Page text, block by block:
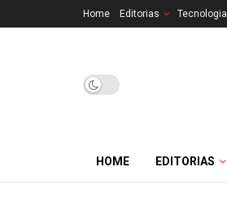
Home Editorias Tecnologia
HOME EDITORIAS